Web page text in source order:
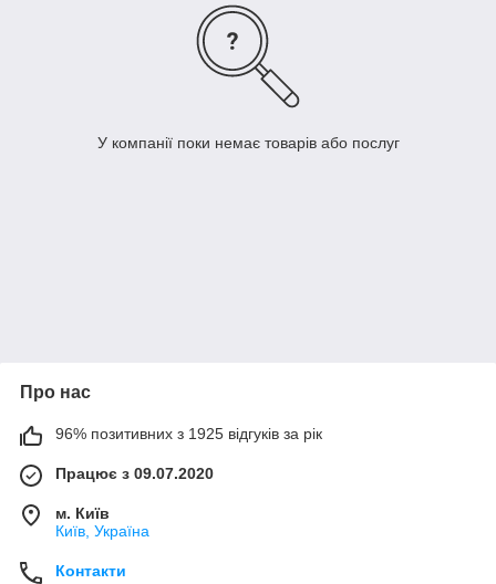
У компанії поки немає товарів або послуг
Про нас
96% позитивних з 1925 відгуків за рік
Працює з 09.07.2020
м. Київ
Київ, Україна
Контакти